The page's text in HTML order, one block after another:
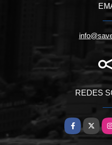
REDES
Facebook
X